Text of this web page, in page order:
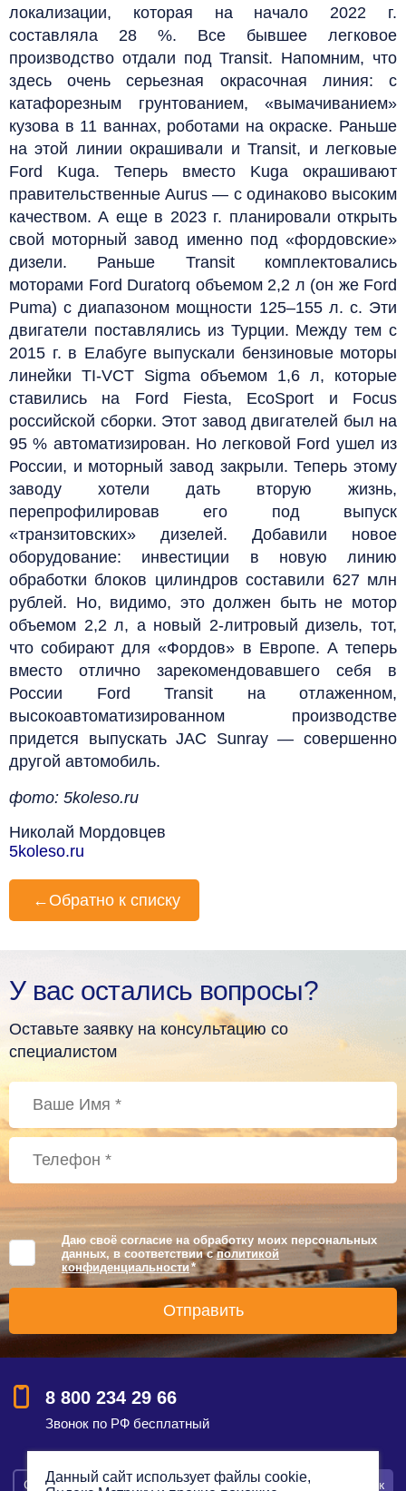
локализации, которая на начало 2022 г.
составляла 28 %. Все бывшее легковое
производство отдали под Transit. Напомним, что
здесь очень серьезная окрасочная линия: с
катафорезным грунтованием, «вымачиванием»
кузова в 11 ваннах, роботами на окраске. Раньше
на этой линии окрашивали и Transit, и легковые
Ford Kuga. Теперь вместо Kuga окрашивают
правительственные Aurus — с одинаково высоким
качеством. А еще в 2023 г. планировали открыть
свой моторный завод именно под «фордовские»
дизели. Раньше Transit комплектовались
моторами Ford Duratorq объемом 2,2 л (он же Ford
Puma) с диапазоном мощности 125–155 л. с. Эти
двигатели поставлялись из Турции. Между тем с
2015 г. в Елабуге выпускали бензиновые моторы
линейки TI-VCT Sigma объемом 1,6 л, которые
ставились на Ford Fiesta, EcoSport и Focus
российской сборки. Этот завод двигателей был на
95 % автоматизирован. Но легковой Ford ушел из
России, и моторный завод закрыли. Теперь этому
заводу хотели дать вторую жизнь,
перепрофилировав его под выпуск
«транзитовских» дизелей. Добавили новое
оборудование: инвестиции в новую линию
обработки блоков цилиндров составили 627 млн
рублей. Но, видимо, это должен быть не мотор
объемом 2,2 л, а новый 2‑литровый дизель, тот,
что собирают для «Фордов» в Европе. А теперь
вместо отлично зарекомендовавшего себя в
России Ford Transit на отлаженном,
высокоавтоматизированном производстве
придется выпускать JAC Sunray — совершенно
другой автомобиль.
фото: 5koleso.ru
Николай Мордовцев
5koleso.ru
← Обратно к списку
У вас остались вопросы?
Оставьте заявку на консультацию со
специалистом
Даю своё согласие на обработку моих персональных
данных, в соответствии сполитикой
конфиденциальности *
8 800 234 29 66
Звонок по РФ бесплатный
Смотреть на карте Оставить заявку Заказать звонок
Данный сайт использует файлы cookie,